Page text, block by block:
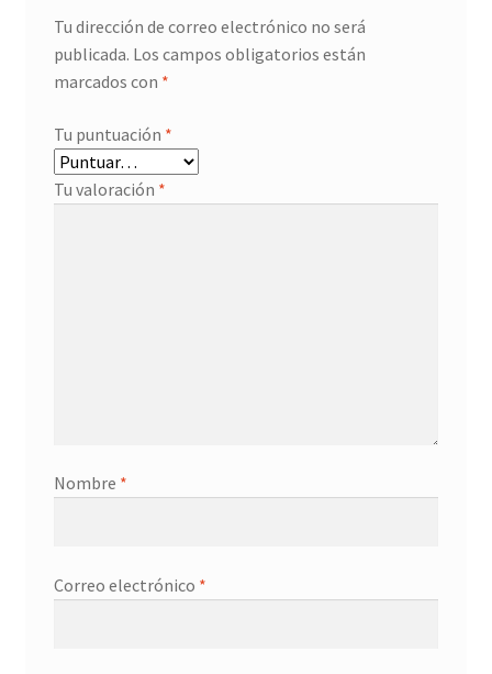
Tu dirección de correo electrónico no será
publicada. Los campos obligatorios están
marcados con *
Tu puntuación *
Tu valoración *
Nombre *
Correo electrónico *